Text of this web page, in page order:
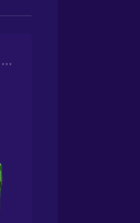
GUANTI DELLO SPECIALISTA